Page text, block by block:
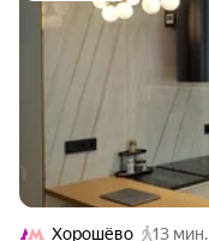
Хорошёво
13 мин.